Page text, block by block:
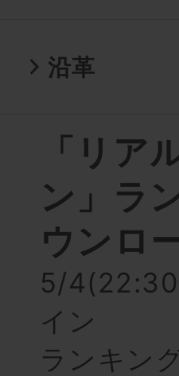
沿革
「リア
ン」ラ
ウンロ
5/
イン
ランキン